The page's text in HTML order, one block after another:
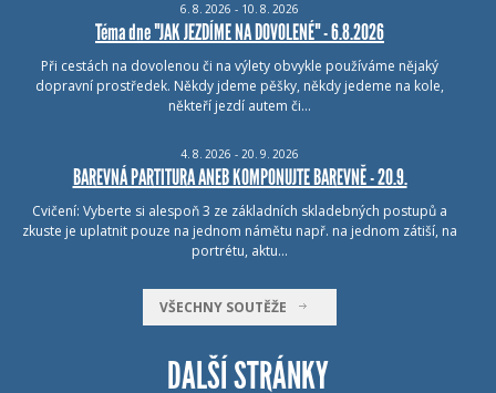
6. 8. 2026 - 10. 8. 2026
Téma dne "JAK JEZDÍME NA DOVOLENÉ" - 6.8.2026
Při cestách na dovolenou či na výlety obvykle používáme nějaký
dopravní prostředek. Někdy jdeme pěšky, někdy jedeme na kole,
někteří jezdí autem či…
4. 8. 2026 - 20. 9. 2026
BAREVNÁ PARTITURA ANEB KOMPONUJTE BAREVNĚ - 20.9.
Cvičení: Vyberte si alespoň 3 ze základních skladebných postupů a
zkuste je uplatnit pouze na jednom námětu např. na jednom zátiší, na
portrétu, aktu…
VŠECHNY SOUTĚŽE
DALŠÍ STRÁNKY